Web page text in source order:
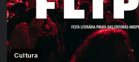
Cultura